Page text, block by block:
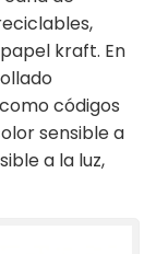
kraft. En
códigos
sensible a
a la luz,